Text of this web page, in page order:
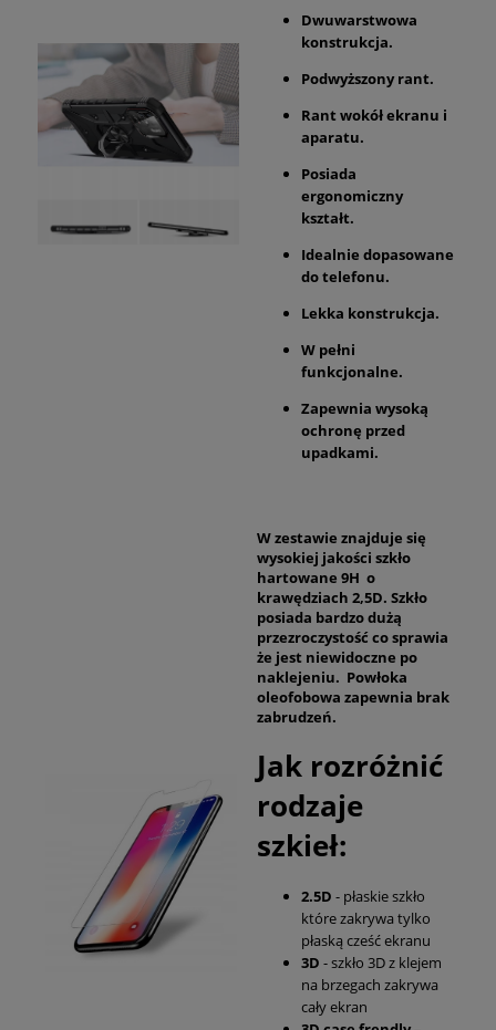
Dwuwarstwowa
konstrukcja.
Podwyższony rant.
Rant wokół ekranu i
aparatu.
Posiada
ergonomiczny
kształt.
Idealnie dopasowane
do telefonu.
Lekka konstrukcja.
W pełni
funkcjonalne.
Zapewnia wysoką
ochronę przed
upadkami.
W zestawie znajduje się
wysokiej jakości szkło
hartowane 9H o
krawędziach 2,5D. Szkło
posiada bardzo dużą
przezroczystość co sprawia
że jest niewidoczne po
naklejeniu. Powłoka
oleofobowa zapewnia brak
zabrudzeń.
Jak rozróżnić
rodzaje
szkieł:
2.5D - płaskie szkło
które zakrywa tylko
płaską cześć ekranu
3D - szkło 3D z klejem
na brzegach zakrywa
cały ekran